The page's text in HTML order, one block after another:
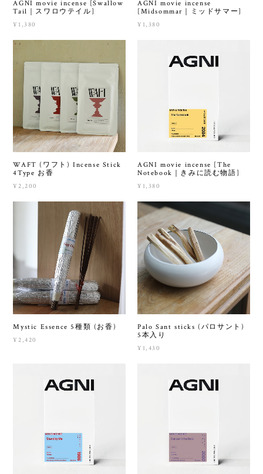
AGNI movie incense [Swallow
Tail｜スワロウテイル]
¥1,380
AGNI movie incense
[Midsommar｜ミッドサマー]
¥1,380
WAFT (ワフト) Incense Stick
4Type お香
¥2,200
AGNI movie incense [The
Notebook｜きみに読む物語]
¥1,380
Mystic Essence 5種類 (お香)
¥2,420
Palo Sant sticks (パロサント)
5本入り
¥1,430